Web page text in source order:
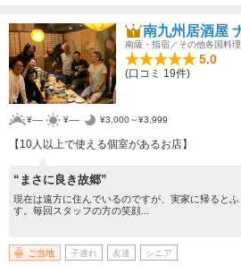
南九州居酒屋
南薩・指宿／その他各国料理
5.0
(口コミ 19件)
¥---- ¥---- ¥3,000～¥3,999
【10人以上で使える個室があるお店】
“まさに良き故郷”
現在は遠方に住んでいるのですが、実家に帰ると
す。毎回スタッフの方の笑顔...
ご当地 子連れ 友達 シニア